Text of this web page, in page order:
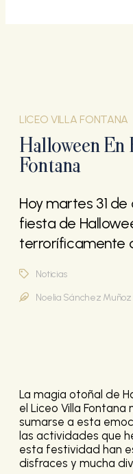
LICEO VILLA FONTANA
Halloween En
Fontana
Hoy martes 31
fiesta de
terroríficamente
Noticias
Noelia Sánchez Muñoz
La magia otoñal de
el Liceo Villa Fontana
sumarse a esta
las actividades que
esta festividad han
disfraces y mucha